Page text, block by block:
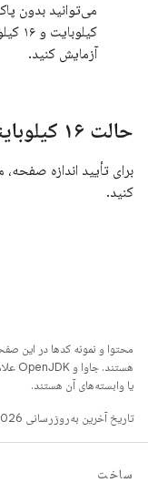
آزمایش کنید.
حالت ۱۶ کیلوبایتی را بررسی کنید
برای تأیید اندازه
کنید.
محتوا و نمونه کدها در این
یا وابسته‌های آن هستند.
تاریخ آخرین به‌روزرسانی 2026-06-18 به‌وقت ساعت هماهنگ جهانی.
ساخت